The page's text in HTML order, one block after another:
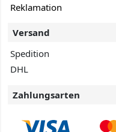
Reklamation
Versand
Spedition
DHL
Zahlungsarten